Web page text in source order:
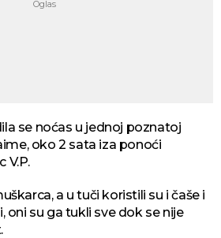
se noćas u jednoj poznatoj
oko 2 sata iza ponoći
V.P.
a u tuči koristili su i čaše i
oni su ga tukli sve dok se nije